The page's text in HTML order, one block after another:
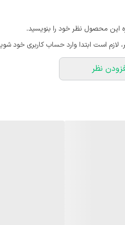
این محصول نظر خود را بنویسید.
لازم است ابتدا وارد حساب کاربری خود
نظر